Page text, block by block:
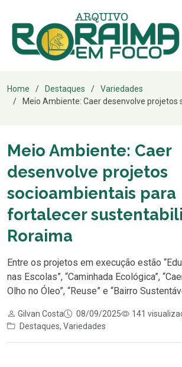
Home Destaques
Variedades
Meio Ambiente: Caer desenvolve projetos
Meio Ambiente: Caer
desenvolve projetos
socioambientais para
fortalecer
Roraima
Entre os projetos em execução estão
nas Escolas”, “Caminhada Ecológica”,
Olho no Óleo”, “Reuse” e “Bairro
Gilvan Costa 08/09/2025
141
Destaques, Variedades